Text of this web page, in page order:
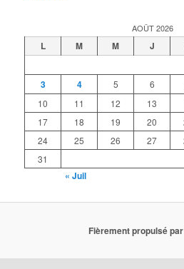
AOÛT 2026
L M M J
3
4 5 6
10
11 12 13
17
18 19 20
24
25 26 27
31
« Juil
Fièrement propulsé